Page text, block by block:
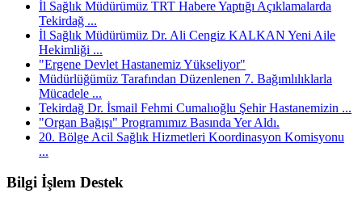
İl Sağlık Müdürümüz TRT Habere Yaptığı Açıklamalarda
Tekirdağ ...
İl Sağlık Müdürümüz Dr. Ali Cengiz KALKAN Yeni Aile
Hekimliği ...
"Ergene Devlet Hastanemiz Yükseliyor"
Müdürlüğümüz Tarafından Düzenlenen 7. Bağımlılıklarla
Mücadele ...
Tekirdağ Dr. İsmail Fehmi Cumalıoğlu Şehir Hastanemizin ...
"Organ Bağışı" Programımız Basında Yer Aldı.
20. Bölge Acil Sağlık Hizmetleri Koordinasyon Komisyonu
...
Bilgi İşlem Destek